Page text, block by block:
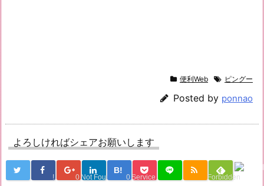
便利Web ピングー
Posted by ponnao
よろしければシェアお願いします
! 0 Not Found
B!
0 Service Una Forbidden